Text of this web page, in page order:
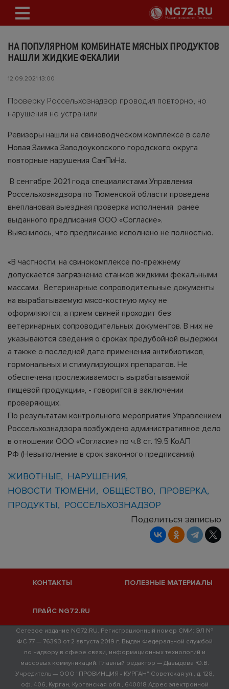
НА ПОПУЛЯРНОМ КОМБИНАТЕ МЯСНЫХ ПРОДУКТОВ
НАШЛИ ЖИДКИЕ ФЕКАЛИИ
12.09.2021 13:00
Проверку Россельхознадзор проводил повторно, но
нарушения не устранили
Ревизоры нашли на свиноводческом комплексе в селе
Новая Заимка Заводоуковского городского округа
повторные нарушения СанПиНа.
В сентябре 2021 года специалистами Управления
Россельхознадзора по Тюменской области проведена
внеплановая выездная проверка исполнения ранее
выданного предписания ООО «Согласие».
Выяснилось, что предписание исполнено не полностью.
«В частности, на свинокомплексе по-прежнему
допускается загрязнение станков жидкими фекальными
массами. Ветеринарные сопроводительные документы
на вырабатываемую мясо-костную муку не
оформляются, а прием свиней проходит без
ветеринарных сопроводительных документов. В них не
указываются сведения о сроках предубойной выдержки,
а также о последней дате применения антибиотиков,
гормональных и стимулирующих препаратов. Не
обеспечена прослеживаемость вырабатываемой
пищевой продукции», - говорится в заключении
проверяющих.
По результатам контрольного мероприятия Управлением
Россельхознадзора возбуждено административное дело
в отношении ООО «Согласие» по ч.8 ст. 19.5 КоАП
РФ (Невыполнение в срок законного предписания).
ЖИВОТНЫЕ
НАРУШЕНИЯ
НОВОСТИ ТЮМЕНИ
ОБЩЕСТВО
ПРОВЕРКА
ПРОДУКТЫ
РОССЕЛЬХОЗНАДЗОР
Поделиться записью
КОНТАКТЫ ПОЛЕЗНЫЕ МАТЕРИАЛЫ
ПРАЙС NG72.RU
Сетевое издание NG72.RU. Регистрационный номер СМИ: ЭЛ №
ФС 77 — 76393 от 2 августа 2019 г. Выдан Федеральной службой
по надзору в сфере связи, информационных технологий и
массовых коммуникаций. Главный редактор — Давыдова Ю.В.
Учредитель — ООО "ПРОВИНЦИЯ - КУРГАН" Советская ул., д. 128,
оф. 406, Курган, Курганская обл., 640018 Адрес электронной